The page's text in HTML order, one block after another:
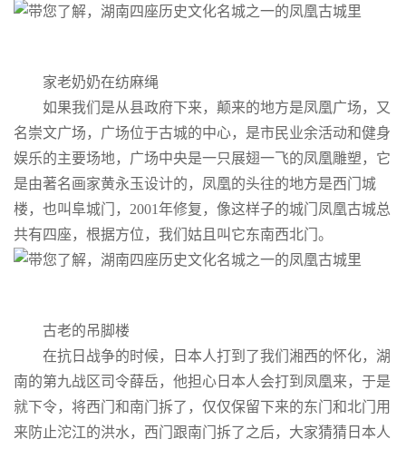
家老奶奶在纺麻绳
如果我们是从县政府下来，颠来的地方是凤凰广场，又
名崇文广场，广场位于古城的中心，是市民业余活动和健身
娱乐的主要场地，广场中央是一只展翅一飞的凤凰雕塑，它
是由著名画家黄永玉设计的，凤凰的头往的地方是西门城
楼，也叫阜城门，2001年修复，像这样子的城门凤凰古城总
共有四座，根据方位，我们姑且叫它东南西北门。
古老的吊脚楼
在抗日战争的时候，日本人打到了我们湘西的怀化，湖
南的第九战区司令薛岳，他担心日本人会打到凤凰来，于是
就下令，将西门和南门拆了，仅仅保留下来的东门和北门用
来防止沱江的洪水，西门跟南门拆了之后，大家猜猜日本人